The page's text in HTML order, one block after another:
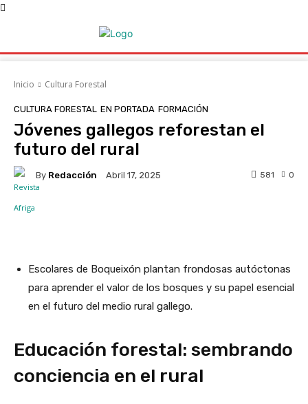
Inicio Cultura Forestal
CULTURA FORESTAL EN PORTADA FORMACIÓN
Jóvenes gallegos reforestan el
futuro del rural
By Redacción Abril 17, 2025 0
581
Escolares de Boqueixón plantan frondosas autóctonas
para aprender el valor de los bosques y su papel esencial
en el futuro del medio rural gallego.
Educación forestal: sembrando
conciencia en el rural